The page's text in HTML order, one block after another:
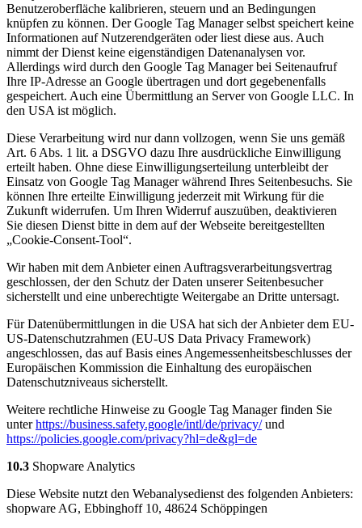
Benutzeroberfläche kalibrieren, steuern und an Bedingungen
knüpfen zu können. Der Google Tag Manager selbst speichert keine
Informationen auf Nutzerendgeräten oder liest diese aus. Auch
nimmt der Dienst keine eigenständigen Datenanalysen vor.
Allerdings wird durch den Google Tag Manager bei Seitenaufruf
Ihre IP-Adresse an Google übertragen und dort gegebenenfalls
gespeichert. Auch eine Übermittlung an Server von Google LLC. In
den USA ist möglich.
Diese Verarbeitung wird nur dann vollzogen, wenn Sie uns gemäß
Art. 6 Abs. 1 lit. a DSGVO dazu Ihre ausdrückliche Einwilligung
erteilt haben. Ohne diese Einwilligungserteilung unterbleibt der
Einsatz von Google Tag Manager während Ihres Seitenbesuchs. Sie
können Ihre erteilte Einwilligung jederzeit mit Wirkung für die
Zukunft widerrufen. Um Ihren Widerruf auszuüben, deaktivieren
Sie diesen Dienst bitte in dem auf der Webseite bereitgestellten
„Cookie-Consent-Tool“.
Wir haben mit dem Anbieter einen Auftragsverarbeitungsvertrag
geschlossen, der den Schutz der Daten unserer Seitenbesucher
sicherstellt und eine unberechtigte Weitergabe an Dritte untersagt.
Für Datenübermittlungen in die USA hat sich der Anbieter dem EU-
US-Datenschutzrahmen (EU-US Data Privacy Framework)
angeschlossen, das auf Basis eines Angemessenheitsbeschlusses der
Europäischen Kommission die Einhaltung des europäischen
Datenschutzniveaus sicherstellt.
Weitere rechtliche Hinweise zu Google Tag Manager finden Sie
unterhttps://business.safety.google/intl/de/privacy/und
https://policies.google.com/privacy?hl=de&gl=de
10.3 Shopware Analytics
Diese Website nutzt den Webanalysedienst des folgenden Anbieters:
shopware AG, Ebbinghoff 10, 48624 Schöppingen